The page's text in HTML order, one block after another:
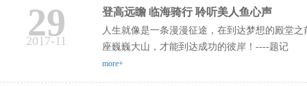
29
2017-11
登高远瞻 临海骑行 聆听美人鱼心声
人生就像是一条漫漫征途，在到达梦想的殿堂
座巍巍大山，才能到达成功的彼岸！----题记
more+